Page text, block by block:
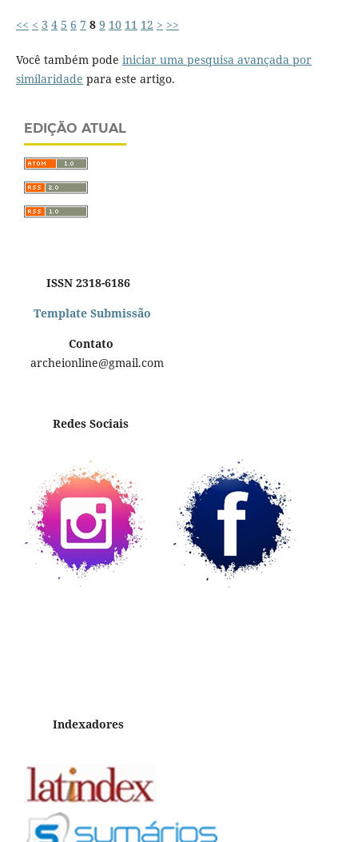
<< < 3 4 5 6 7 8 9 10 11 12 > >>
Você também pode iniciar uma pesquisa avançada por
similaridade para este artigo.
EDIÇÃO ATUAL
ISSN 2318-6186
Template Submissão
Contato
archeionline@gmail.com
Redes Sociais
Indexadores